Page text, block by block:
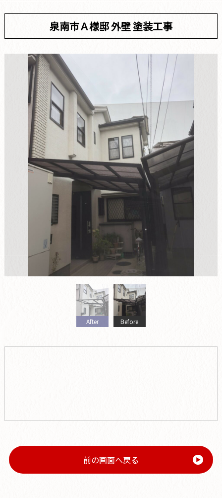
泉南市Ａ様邸 外壁 塗装工事
After Before
前の画面へ戻る